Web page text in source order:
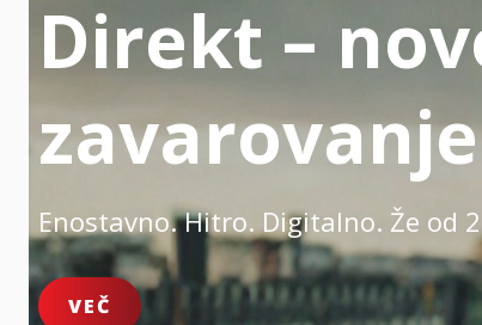
Direkt –
zavarovanje
Enostavno. Hitro. Digitalno. Že od
VEČ